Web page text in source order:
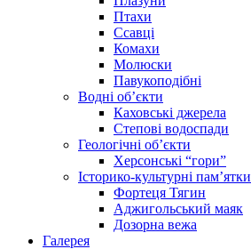
Птахи
Ссавці
Комахи
Молюски
Павукоподібні
Водні об’єкти
Каховські джерела
Степові водоспади
Геологічні об’єкти
Херсонські “гори”
Історико-культурні пам’ятки
Фортеця Тягин
Аджигольський маяк
Дозорна вежа
Галерея